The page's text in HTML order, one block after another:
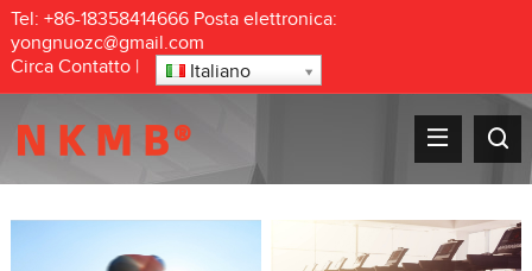
Tel: +86-18358414666Posta elettronica:
yongnuozc@gmail.com
Circa Contatto| Italiano